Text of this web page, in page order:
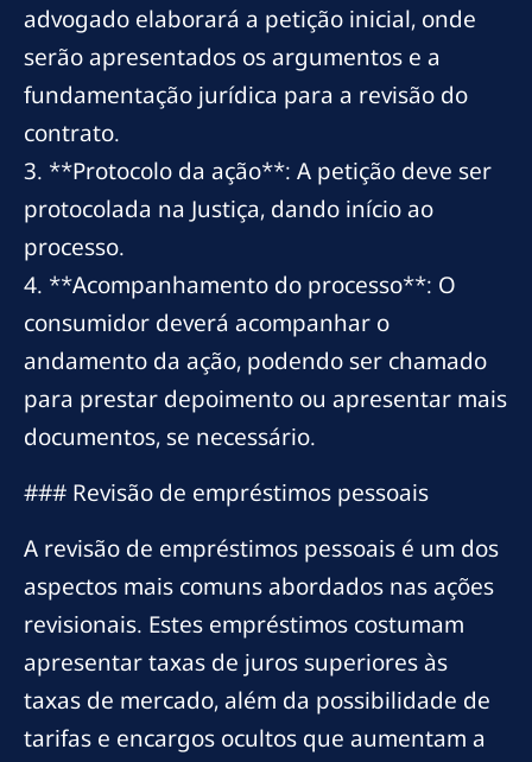
advogado elaborará a petição inicial, onde
serão apresentados os argumentos e a
fundamentação jurídica para a revisão do
contrato.
3. **Protocolo da ação**: A petição deve ser
protocolada na Justiça, dando início ao
processo.
4. **Acompanhamento do processo**: O
consumidor deverá acompanhar o
andamento da ação, podendo ser chamado
para prestar depoimento ou apresentar mais
documentos, se necessário.
### Revisão de empréstimos pessoais
A revisão de empréstimos pessoais é um dos
aspectos mais comuns abordados nas ações
revisionais. Estes empréstimos costumam
apresentar taxas de juros superiores às
taxas de mercado, além da possibilidade de
tarifas e encargos ocultos que aumentam a